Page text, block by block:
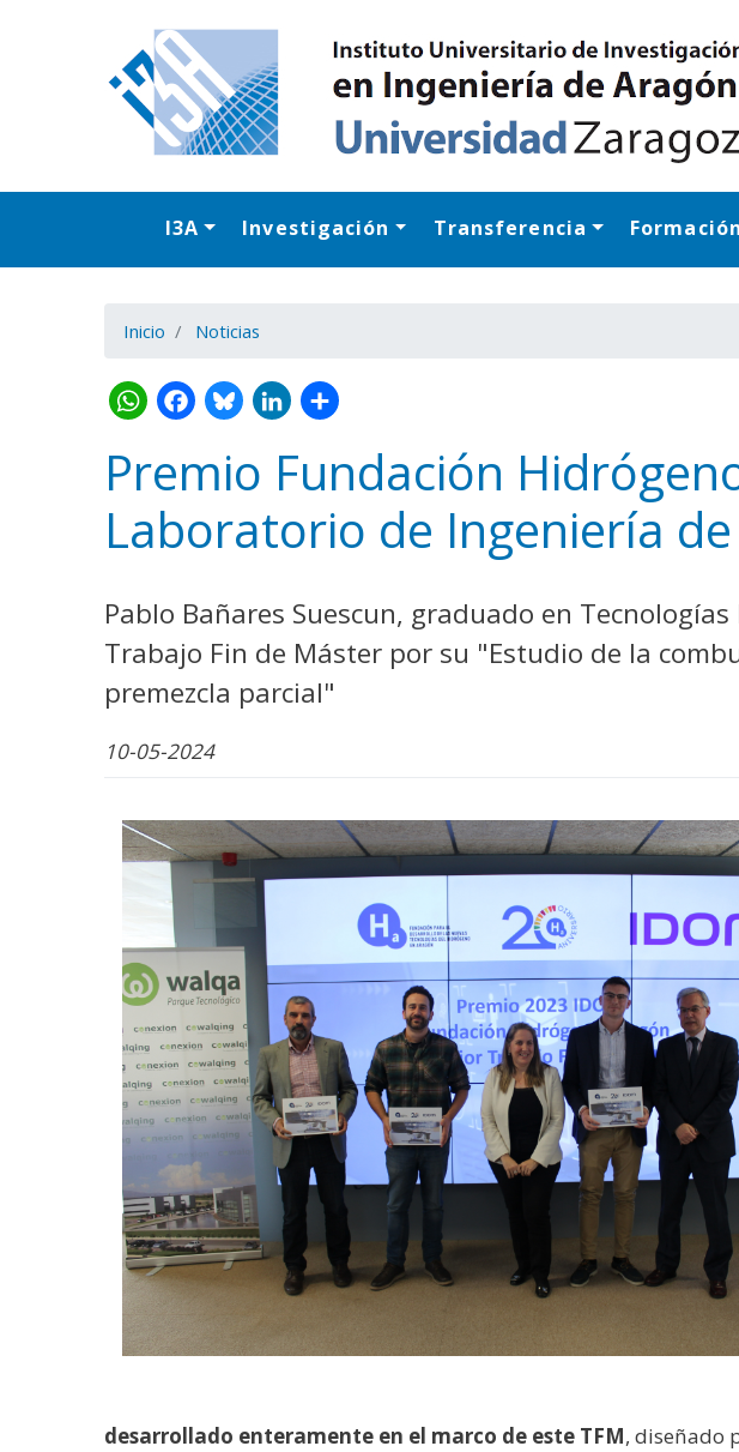
I3A Investigación Transferencia Formación
Inicio Noticias
WhatsApp
Facebook
Bluesky
LinkedIn
Share
Premio Fundación
Laboratorio de Ingeniería de
Pablo Bañares Suescun, graduado en
Trabajo Fin de Máster por su "Estudio de la
premezcla parcial"
10-05-2024
desarrollado enteramente en el marco de este TFM, diseñado